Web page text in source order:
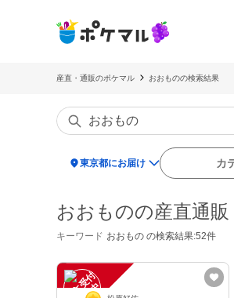
産直・通販のポケマル おおものの検索結果
location_on東京都にお届け カ
おおものの産直通
キーワード おおもの の検索結果:52件
注
文
受
付
停
止